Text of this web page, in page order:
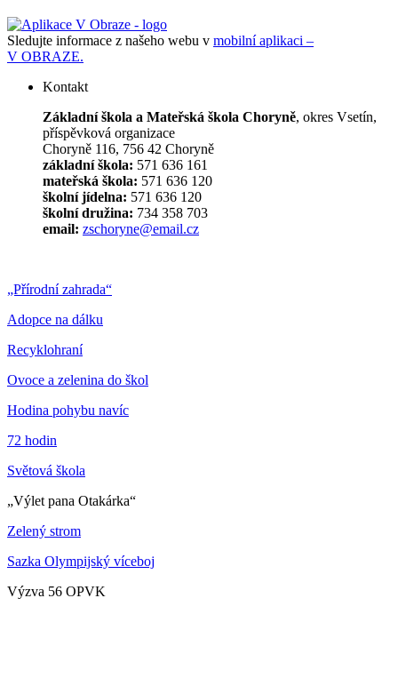
Sledujte informace z našeho webu v mobilní aplikaci –
V OBRAZE.
Kontakt
Základní škola a Mateřská škola Choryně, okres Vsetín,
příspěvková organizace
Choryně 116, 756 42 Choryně
základní škola: 571 636 161
mateřská škola: 571 636 120
školní jídelna: 571 636 120
školní družina: 734 358 703
email: zschoryne@email.cz
„Přírodní zahrada“
Adopce na dálku
Recyklohraní
Ovoce a zelenina do škol
Hodina pohybu navíc
72 hodin
Světová škola
„Výlet pana Otakárka“
Zelený strom
Sazka Olympijský víceboj
Výzva 56 OPVK